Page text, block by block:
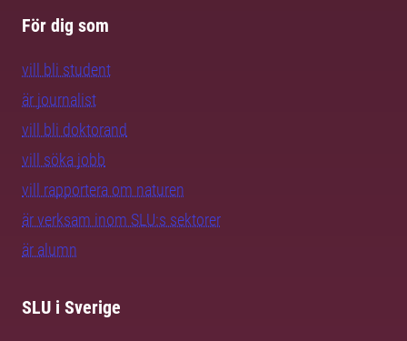
För dig som
vill bli student
är journalist
vill bli doktorand
vill söka jobb
vill rapportera om naturen
är verksam inom SLU:s sektorer
är alumn
SLU i Sverige